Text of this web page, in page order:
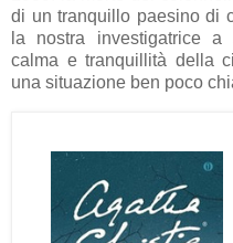
di un tranquillo paesino di
la nostra investigatrice a
calma e tranquillità della
una situazione ben poco